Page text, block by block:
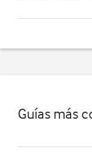
Guías más